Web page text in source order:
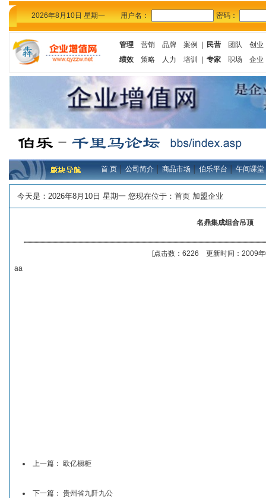
2026年8月10日 星期一 用户名： 密码：
管理 营销 品牌 案例 民营 团队
创业
绩效
策略 人力 培训 专家 职场 企业
首 页│公司简介│商品市场│伯乐平台│午间课堂
今天是： 2026年8月10日 星期一 您现在位于： 首页 加盟企业
名鼎集成组合吊顶
[点击数：6226 更新时间：2009
aa
上一篇： 欧亿橱柜
下一篇： 贵州省九阡九公